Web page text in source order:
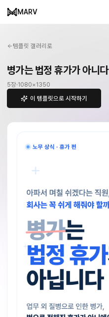
MARV
템플릿 갤러리로
병가는 법정 휴가가 아니다
5장·1080×1350
이 템플릿으로 시작하기